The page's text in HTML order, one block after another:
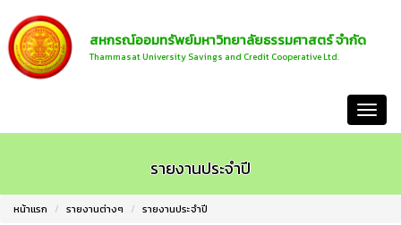
สหกรณ์ออมทรัพย์มหาวิทยาลัยธรรมศาสตร์ จำกัด
Thammasat University Savings and Credit Cooperative Ltd.
รายงานประจำปี
หน้าแรก รายงานต่างๆ รายงานประจำปี